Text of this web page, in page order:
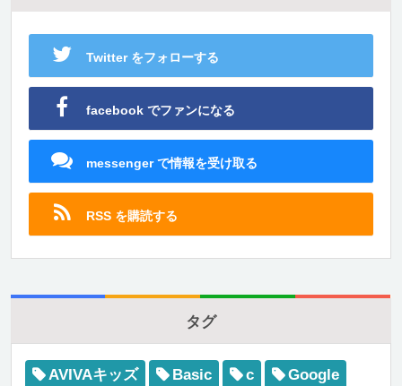
Twitter をフォローする
facebook でファンになる
messenger で情報を受け取る
RSS を購読する
タグ
AVIVAキッズ Basic c
Google